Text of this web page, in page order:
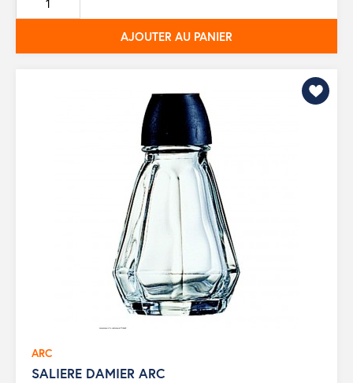
base
AJOUTER AU PANIER
ARC
SALIERE DAMIER ARC